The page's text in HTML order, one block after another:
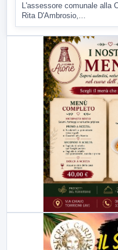
L'assessore comunale alla
Rita D'Ambrosio,...